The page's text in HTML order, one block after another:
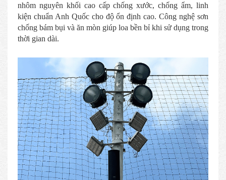
nhôm nguyên khối cao cấp chống xước, chống ẩm, linh
kiện chuẩn Anh Quốc cho độ ổn định cao. Công nghệ sơn
chống bám bụi và ăn mòn giúp loa bền bỉ khi sử dụng trong
thời gian dài.